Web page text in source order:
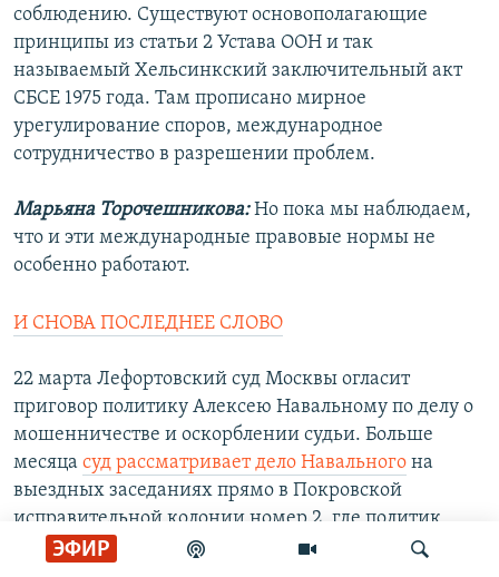
ЭФИР
соблюдению. Существуют основополагающие
принципы из статьи 2 Устава ООН и так
называемый Хельсинкский заключительный акт
СБСЕ 1975 года. Там прописано мирное
урегулирование споров, международное
сотрудничество в разрешении проблем.
Марьяна Торочешникова:Но пока мы наблюдаем,
что и эти международные правовые нормы не
особенно работают.
И СНОВА ПОСЛЕДНЕЕ СЛОВО
22 марта Лефортовский суд Москвы огласит
приговор политику Алексею Навальному по делу о
мошенничестве и оскорблении судьи. Больше
месяца суд рассматривает дело Навального на
выездных заседаниях прямо в Покровской
исправительной колонии номер 2, где политик
отбывает наказание после замены по требованию